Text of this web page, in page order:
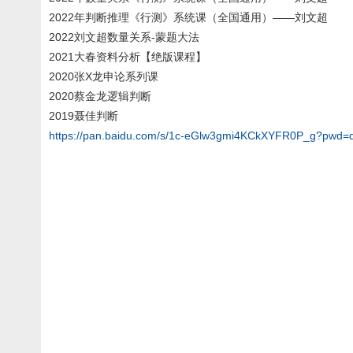
2022年判断推理《行测》系统课（全国通用）——刘文超
2022刘文超数量关系-蒙题大法
2021大春资料分析【绝版课程】
2020张X龙申论系列课
2020蔡金龙逻辑判断
2019聂佳判断
https://pan.baidu.com/s/1c-